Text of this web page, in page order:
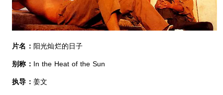
片名： 阳光灿烂的日子
别称： In the Heat of the Sun
执导： 姜文